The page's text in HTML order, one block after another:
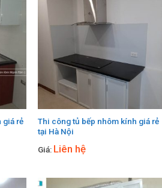
giá rẻ
Thi công tủ bếp nhôm kính giá rẻ
tại Hà Nội
Giá: Liên hệ